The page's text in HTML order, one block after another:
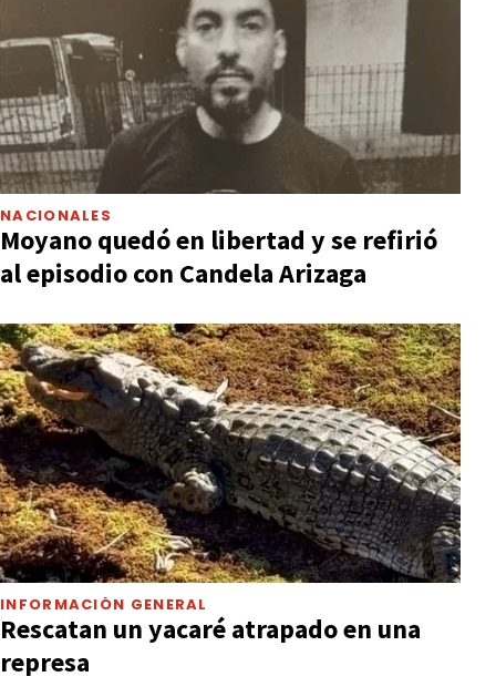
NACIONALES
Moyano quedó en libertad y se refirió
al episodio con Candela Arizaga
INFORMACIÓN GENERAL
Rescatan un yacaré atrapado en una
represa